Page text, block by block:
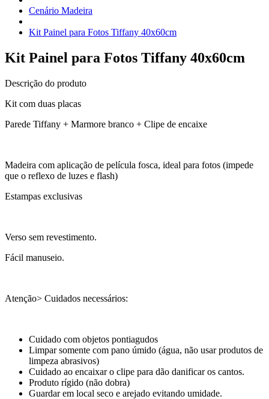
Cenário Madeira
Kit Painel para Fotos Tiffany 40x60cm
Kit Painel para Fotos Tiffany 40x60cm
Descrição do produto
Kit com duas placas
Parede Tiffany + Marmore branco + Clipe de encaixe
Madeira com aplicação de película fosca, ideal para fotos (impede
que o reflexo de luzes e flash)
Estampas exclusivas
Verso sem revestimento.
Fácil manuseio.
Atenção> Cuidados necessários:
Cuidado com objetos pontiagudos
Limpar somente com pano úmido (água, não usar produtos de
limpeza abrasivos)
Cuidado ao encaixar o clipe para dão danificar os cantos.
Produto rígido (não dobra)
Guardar em local seco e arejado evitando umidade.